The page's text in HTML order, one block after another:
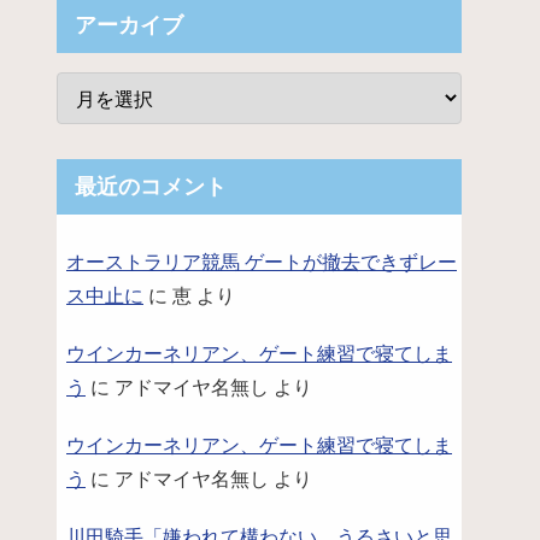
アーカイブ
最近のコメント
オーストラリア競馬 ゲートが撤去できずレー
ス中止に に 恵 より
ウインカーネリアン、ゲート練習で寝てしま
う に アドマイヤ名無し より
ウインカーネリアン、ゲート練習で寝てしま
う に アドマイヤ名無し より